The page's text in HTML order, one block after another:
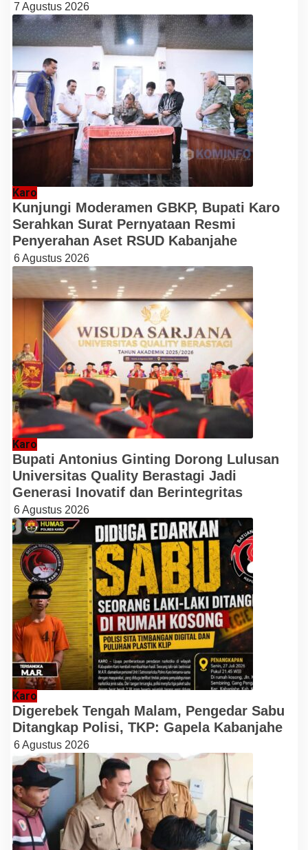
7 Agustus 2026
Karo
Kunjungi Moderamen GBKP, Bupati Karo
Serahkan Surat Pernyataan Resmi
Penyerahan Aset RSUD Kabanjahe
6 Agustus 2026
Karo
Bupati Antonius Ginting Dorong Lulusan
Universitas Quality Berastagi Jadi
Generasi Inovatif dan Berintegritas
6 Agustus 2026
Karo
Digerebek Tengah Malam, Pengedar Sabu
Ditangkap Polisi, TKP: Gapela Kabanjahe
6 Agustus 2026